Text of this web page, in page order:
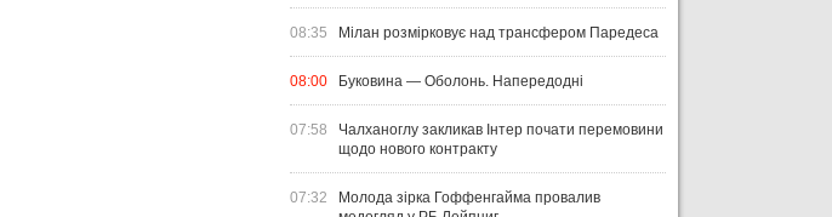
08:35 Мілан розмірковує над трансфером Паредеса
08:00 Буковина — Оболонь. Напередодні
07:58
Чалханоглу закликав Інтер почати перемовини
щодо нового контракту
07:32
Молода зірка Гоффенгайма провалив